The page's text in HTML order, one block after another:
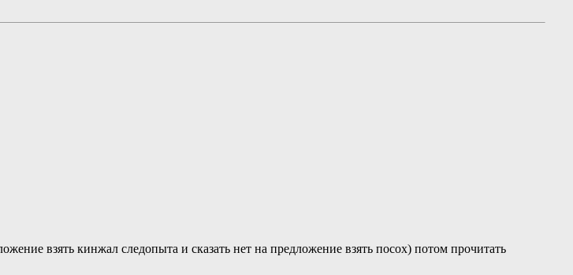
взять кинжал следопыта и сказать нет на предложение взять посох) потом прочитать